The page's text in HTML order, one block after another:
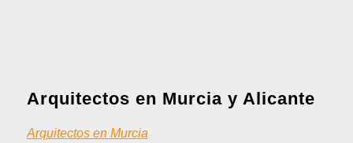
Arquitectos en Murcia y Alicante
Arquitectos en Murcia